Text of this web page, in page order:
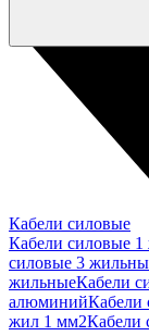
Кабели силовые
Кабели силовые
силовые 3
жильныеКабели
алюминийКабели
жил 1 мм2Кабели